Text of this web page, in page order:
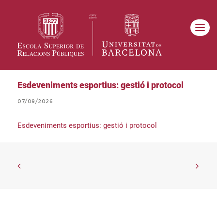
Esdeveniments esportius: gestió i protocol
07/09/2026
Esdeveniments esportius: gestió i protocol